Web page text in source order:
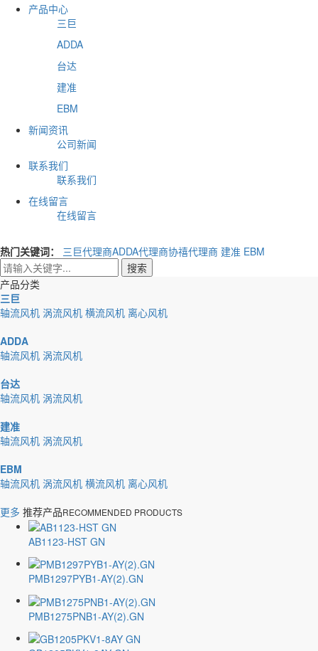
产品中心
三巨
ADDA
台达
建准
EBM
新闻资讯
公司新闻
联系我们
联系我们
在线留言
在线留言
热门关键词： 三巨代理商ADDA代理商协禧代理商 建准 EBM
搜索
产品分类
三巨
轴流风机 涡流风机 横流风机 离心风机
ADDA
轴流风机 涡流风机
台达
轴流风机 涡流风机
建准
轴流风机 涡流风机
EBM
轴流风机 涡流风机 横流风机 离心风机
更多 推荐产品RECOMMENDED PRODUCTS
AB1123-HST GN
PMB1297PYB1-AY(2).GN
PMB1275PNB1-AY(2).GN